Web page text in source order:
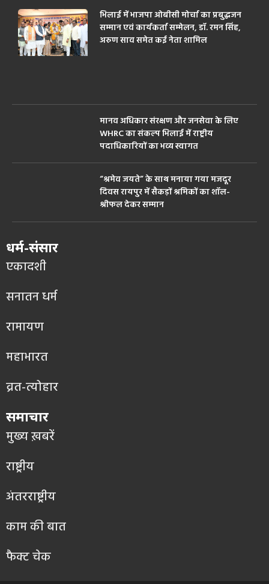
भिलाई में भाजपा ओबीसी मोर्चा का प्रबुद्धजन
सम्मान एवं कार्यकर्ता सम्मेलन, डॉ. रमन सिंह,
अरुण साव समेत कई नेता शामिल
मानव अधिकार संरक्षण और जनसेवा के लिए
WHRC का संकल्प भिलाई में राष्ट्रीय
पदाधिकारियों का भव्य स्वागत
“श्रमेव जयते” के साथ मनाया गया मजदूर
दिवस रायपुर में सैकड़ों श्रमिकों का शॉल-
श्रीफल देकर सम्मान
धर्म-संसार
एकादशी
सनातन धर्म
रामायण
महाभारत
व्रत-त्योहार
समाचार
मुख्य ख़बरें
राष्ट्रीय
अंतरराष्ट्रीय
काम की बात
फैक्ट चेक